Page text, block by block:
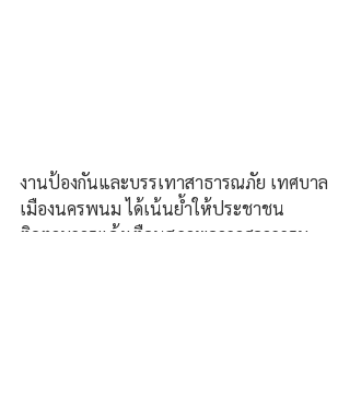
งานป้องกันและบรรเทาสาธารณภัย เทศบาล
เมืองนครพนม ได้เน้นย้ำให้ประชาชน
ติดตามการแจ้งเตือนสภาพอากาศจากกรม